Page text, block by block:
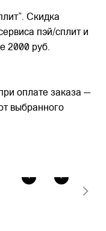
Скидка
пэй/сплит и
2000 руб.
оплате заказа —
выбранного
+ +